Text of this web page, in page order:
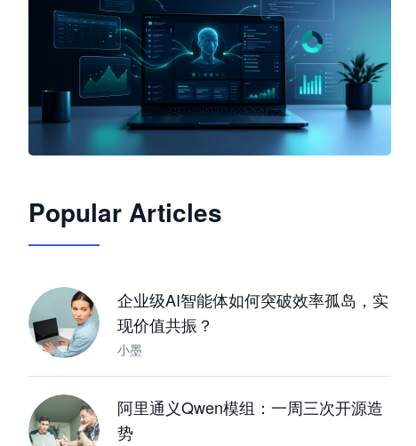
JimoClaw 桌面 AI Agent 工作台
Popular Articles
企业级AI智能体如何突破效率孤岛，实
现价值共振？
小墨
阿里通义Qwen模组：一周三次开源造
势